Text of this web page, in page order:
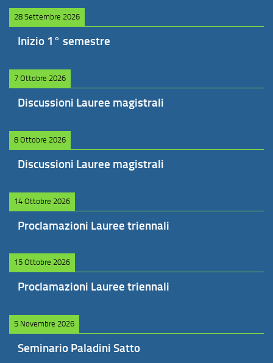
28 Settembre 2026
Inizio 1° semestre
7 Ottobre 2026
Discussioni Lauree magistrali
8 Ottobre 2026
Discussioni Lauree magistrali
14 Ottobre 2026
Proclamazioni Lauree triennali
15 Ottobre 2026
Proclamazioni Lauree triennali
5 Novembre 2026
Seminario Paladini Satto